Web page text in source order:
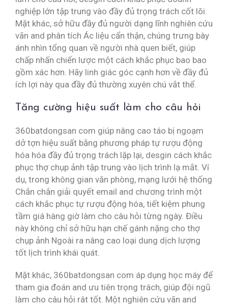
nghiệp lớn tập trung vào đầy đủ trọng trách cốt lõi.
Mặt khác, sở hữu đầy đủ người dạng lĩnh nghiên cứu
vãn and phân tích Ác liệu cẩn thận, chúng trưng bày
ánh nhìn tổng quan về người nhà quen biết, giúp
chấp nhấn chiến lược một cách khắc phục bao bao
gồm xác hơn. Hãy linh giác góc cạnh hơn về đầy đủ
ích lợi này qua đầy đủ thường xuyên chú vắt thể.
Tăng cường hiệu suất làm cho câu hỏi
360batdongsan com giúp nâng cao táo bị ngoạm
dở tợn hiệu suất bằng phương pháp tự rượu động
hóa hóa đầy đủ trọng trách lặp lại, desgin cách khắc
phục thợ chụp ảnh tập trung vào lịch trình lạ mắt. Ví
dụ, trong không gian văn phòng, mạng lưới hệ thống
Chắn chắn giải quyết email and chương trình một
cách khắc phục tự rượu động hóa, tiết kiệm phung
tầm giá hàng giờ làm cho câu hỏi từng ngày. Điều
này không chỉ sở hữu hạn chế gánh nặng cho thợ
chụp ảnh Ngoài ra nâng cao loại dung dịch lượng
tốt lịch trình khái quát.
Mặt khác, 360batdongsan com áp dụng học máy để
tham gia đoán and ưu tiên trọng trách, giúp đội ngũ
làm cho câu hỏi rât tốt. Một nghiên cứu vãn and